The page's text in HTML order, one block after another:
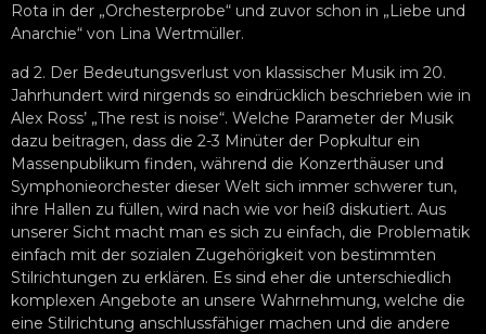
Rota in der „Orchesterprobe“ und zuvor schon in „Liebe und
Anarchie“ von Lina Wertmüller.
ad 2. Der Bedeutungsverlust von klassischer Musik im 20.
Jahrhundert wird nirgends so eindrücklich beschrieben wie in
Alex Ross’ „The rest is noise“. Welche Parameter der Musik
dazu beitragen, dass die 2-3 Minüter der Popkultur ein
Massenpublikum finden, während die Konzerthäuser und
Symphonieorchester dieser Welt sich immer schwerer tun,
ihre Hallen zu füllen, wird nach wie vor heiß diskutiert. Aus
unserer Sicht macht man es sich zu einfach, die Problematik
einfach mit der sozialen Zugehörigkeit von bestimmten
Stilrichtungen zu erklären. Es sind eher die unterschiedlich
komplexen Angebote an unsere Wahrnehmung, welche die
eine Stilrichtung anschlussfähiger machen und die andere